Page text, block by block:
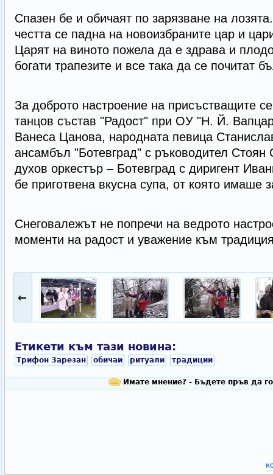
Спазен бе и обичаят по зарязване на
честта се падна на новоизбраните цар и
Царят на виното пожела да е здрава и
богати трапезите и все така да се почитат
За доброто настроение на присъстващите
танцов състав "Радост" при ОУ "Н. Й.
Ванеса Цанова, народната певица
ансамбъл "Ботевград" с ръководител
духов оркестър – Ботевград с диригент
бе приготвена вкусна супа, от която имаше
Снеговалежът не попречи на ведрото
моменти на радост и уважение към
←
Етикети към тази новина:
Трифон Зарезан обичаи ритуали традиции
Имате мнение? - Бъдете пръв да го